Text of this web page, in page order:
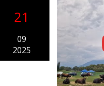
21
09
2025